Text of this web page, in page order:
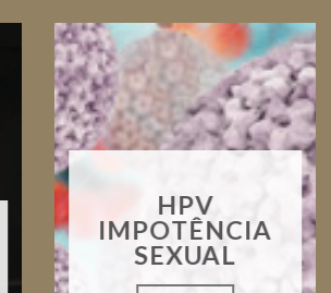
HPV
IMPOTÊNCIA
SEXUAL